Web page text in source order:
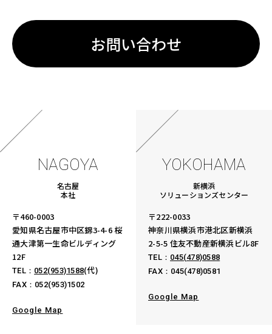
お問い合わせ
NAGOYA
名古屋
本社
〒460-0003
愛知県名古屋市中区錦3-4-6 桜
通大津第一生命ビルディング
12F
TEL： 052(953)1588(代)
FAX：052(953)1502
Google Map
YOKOHAMA
新横浜
ソリューションズセンター
〒222-0033
神奈川県横浜市港北区新横浜
2-5-5 住友不動産新横浜ビル8F
TEL： 045(478)0588
FAX：045(478)0581
Google Map